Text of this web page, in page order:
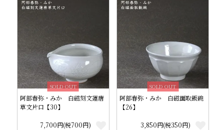
SOLD OUT
阿部春弥・みか 白磁刻文蓮唐
草文片口【30】
7,700円(税700円)
SOLD OUT
阿部春弥・みか 白磁面取飯碗
【26】
3,850円(税350円)